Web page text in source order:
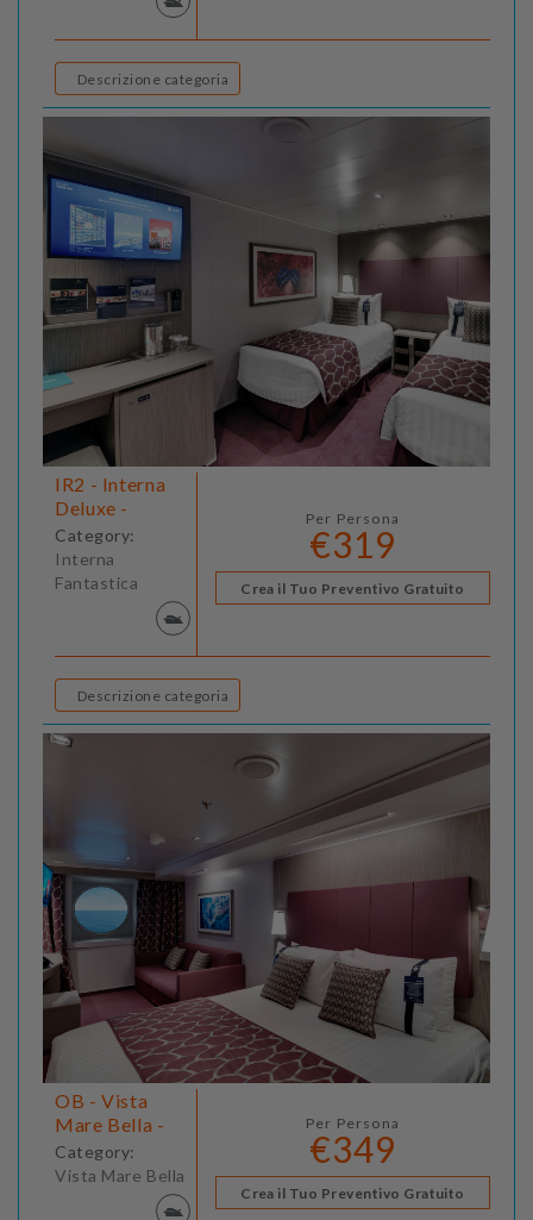
Descrizione categoria
IR2 - Interna
Deluxe -
Category:
Interna
Fantastica
Per Persona
€319
Crea il Tuo Preventivo Gratuito
Descrizione categoria
OB - Vista
Mare Bella -
Category:
Vista Mare Bella
Per Persona
€349
Crea il Tuo Preventivo Gratuito